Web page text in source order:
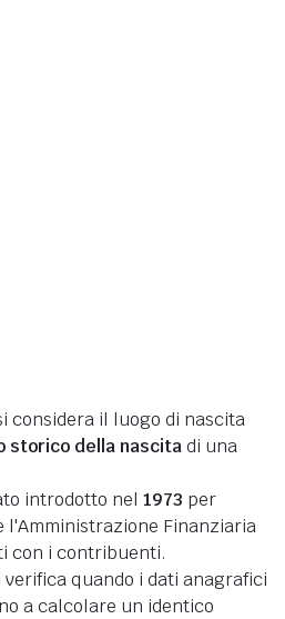
considera il luogo di nascita
storico della nascitadi una
introdotto nel 1973 per
l'Amministrazione Finanziaria
con i contribuenti.
verifica quando i dati anagrafici
a calcolare un identico